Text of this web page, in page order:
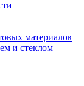
материалов
и стеклом